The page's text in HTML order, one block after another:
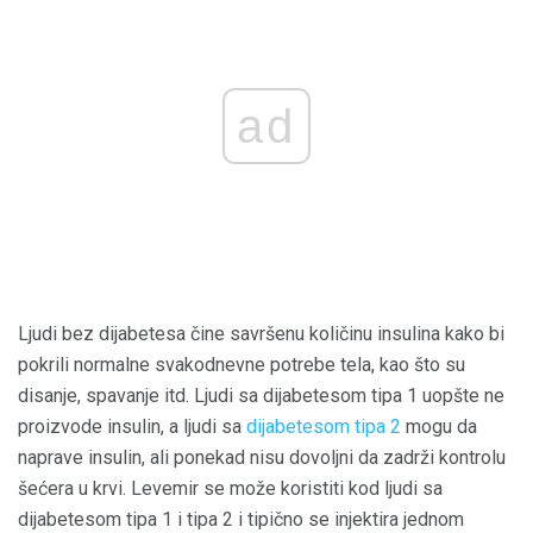
ad
Ljudi bez dijabetesa čine savršenu količinu insulina kako bi
pokrili normalne svakodnevne potrebe tela, kao što su
disanje, spavanje itd. Ljudi sa dijabetesom tipa 1 uopšte ne
proizvode insulin, a ljudi sa dijabetesom tipa 2 mogu da
naprave insulin, ali ponekad nisu dovoljni da zadrži kontrolu
šećera u krvi. Levemir se može koristiti kod ljudi sa
dijabetesom tipa 1 i tipa 2 i tipično se injektira jednom